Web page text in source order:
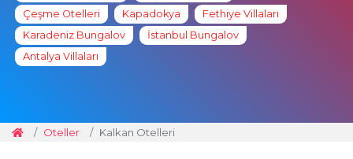
Çeşme Otelleri
Kapadokya
Fethiye Villaları
Karadeniz Bungalov
İstanbul Bungalov
Antalya Villaları
Oteller Kalkan Otelleri